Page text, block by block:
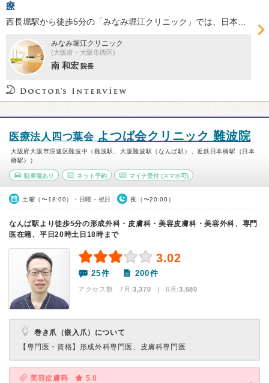
療
みなみ堀江クリニック
(大阪府・大阪市西区)
南 和宏 院長
医療法人四つ葉会 よつば会クリニック 難波院
大阪府大阪市浪速区難波中（難波駅、大阪難波駅（なんば駅）、近鉄日本橋駅（日本
橋駅））
駐車場あり ネット予約 マイナ受付 (スマホ可)
土曜（〜18:00）・日曜・祝日 夜（〜20:00）
なんば駅より徒歩5分の形成外科・皮膚科・美容皮膚科・美容外科、専門
医在籍、平日20時土日18時まで
3.02
25件 200件
アクセス数 7月:3,370 | 6月:3,580
巻き爪（嵌入爪）について
【専門医・資格】 形成外科専門医、皮膚科専門医
美容皮膚科
5.0